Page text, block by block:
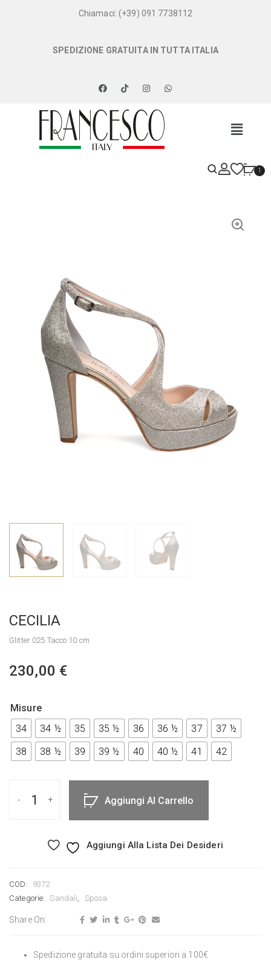
Chiamaci: (+39) 091 7738112
SPEDIZIONE GRATUITA IN TUTTA ITALIA
1
CECILIA
Glitter 025 Tacco 10 cm
230,00 €
Misure
34
34 ½ 35 35 ½ 36 36 ½ 37
37 ½
38
38 ½ 39 39 ½ 40 40 ½ 41 42
Aggiungi Al Carrello
Aggiungi Alla Lista Dei Desideri
COD:
9372
Categorie:
Sandali, Sposa
Share On:
Spedizione gratuita su ordini superiori a 100€